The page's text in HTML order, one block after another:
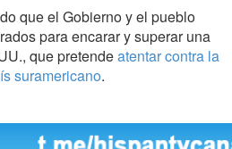
que el Gobierno y el pueblo
para encarar y superar una
que pretendeatentar contra la
suramericano.